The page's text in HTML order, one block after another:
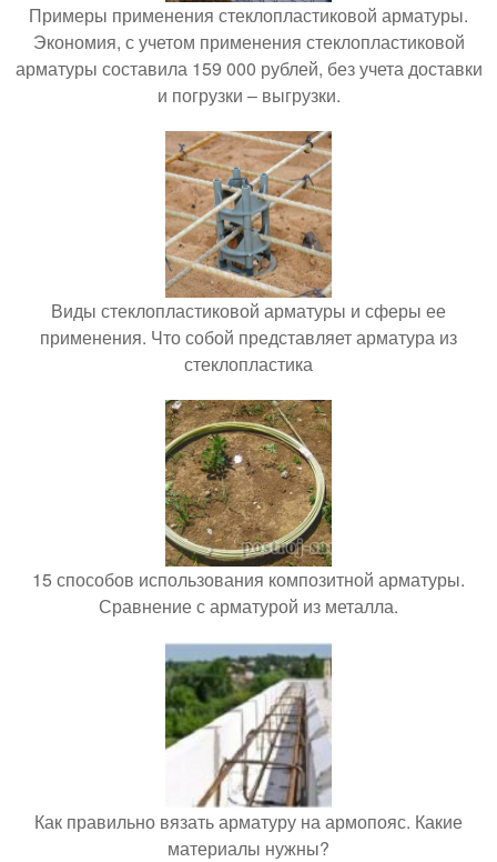
Примеры применения стеклопластиковой арматуры.
Экономия, с учетом применения стеклопластиковой
арматуры составила 159 000 рублей, без учета доставки
и погрузки – выгрузки.
Виды стеклопластиковой арматуры и сферы ее
применения. Что собой представляет арматура из
стеклопластика
15 способов использования композитной арматуры.
Сравнение с арматурой из металла.
Как правильно вязать арматуру на армопояс. Какие
материалы нужны?